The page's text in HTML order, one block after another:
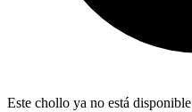
Este chollo ya no está disponible